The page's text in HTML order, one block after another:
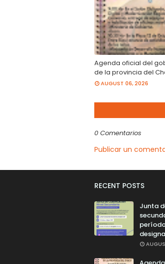
Agenda oficial del
de la provincia del
AUGUST 06, 2026
0 Comentarios
Publicar un
RECENT POSTS
Junta